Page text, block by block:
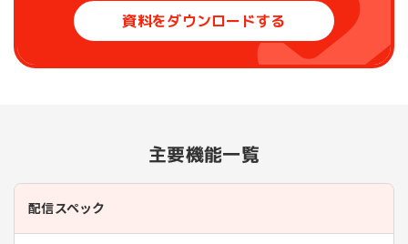
資料をダウンロードする
主要機能一覧
配信スペック